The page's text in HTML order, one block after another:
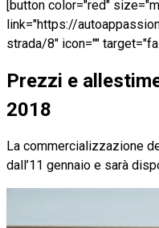
[button color="red"
link="https://
strada/8" icon=""
Prezzi e
2018
La commercializzazione
dall’11 gennaio e sarà